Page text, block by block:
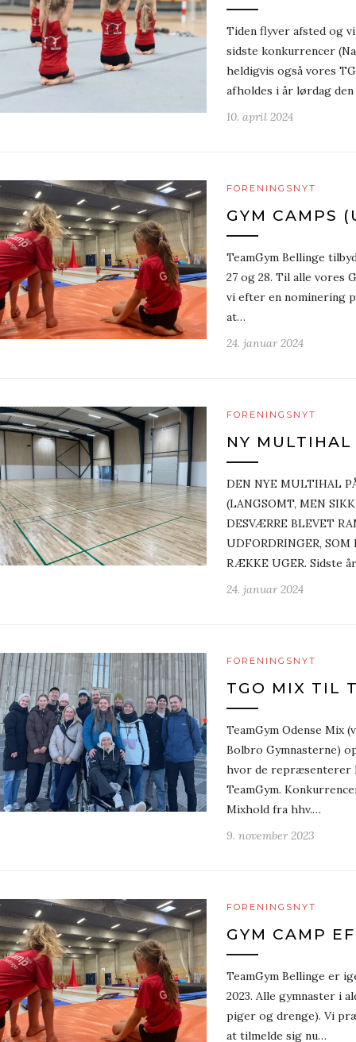
Tiden flyver afsted og
sidste konkurrencer
heldigvis også vores
afholdes i år lørdag
10. april 2024
FORENINGSNYT
GYM CAMPS
TeamGym Bellinge
27 og 28. Til alle vores
vi efter en nominering
at…
24. januar 2024
FORENINGSNYT
NY
DEN NYE MULTIHAL
(LANGSOMT, MEN
DESVÆRRE BLEVET
UDFORDRINGER, SOM
RÆKKE UGER. Sidste
24. januar 2024
FORENINGSNYT
TGO MIX TIL
TeamGym Odense Mix
Bolbro Gymnasterne)
hvor de repræsenterer
TeamGym.
Mixhold fra hhv.…
9. november 2023
FORENINGSNYT
GYM CAMP
TeamGym Bellinge er
2023. Alle gymnaster i
piger og drenge). Vi
at tilmelde sig nu…